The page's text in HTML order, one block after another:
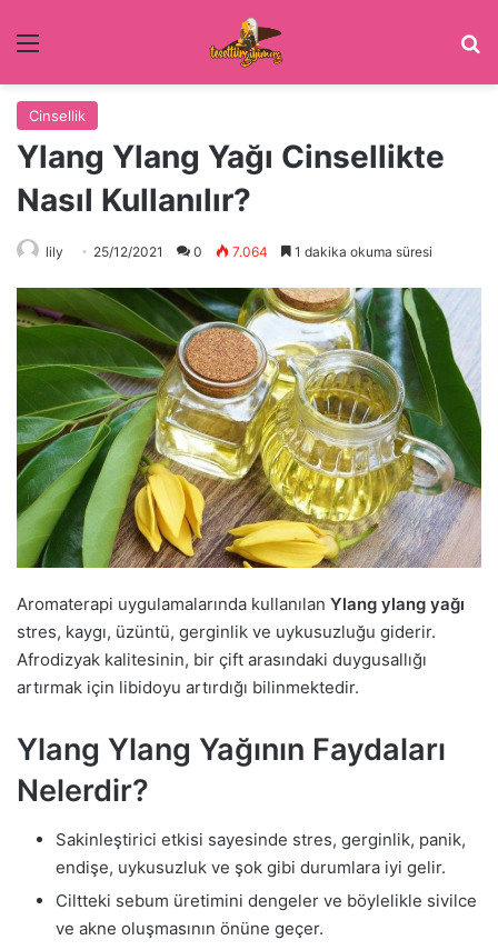
Menü
Cinsellik
Ylang Ylang Yağı Cinsellikte
Nasıl Kullanılır?
lily 25/12/2021 0 7.064 1 dakika okuma süresi
Aromaterapi uygulamalarında kullanılan Ylang ylang yağı
stres, kaygı, üzüntü, gerginlik ve uykusuzluğu giderir.
Afrodizyak kalitesinin, bir çift arasındaki duygusallığı
artırmak için libidoyu artırdığı bilinmektedir.
Ylang Ylang Yağının Faydaları
Nelerdir?
Sakinleştirici etkisi sayesinde stres, gerginlik, panik,
endişe, uykusuzluk ve şok gibi durumlara iyi gelir.
Ciltteki sebum üretimini dengeler ve böylelikle sivilce
ve akne oluşmasının önüne geçer.